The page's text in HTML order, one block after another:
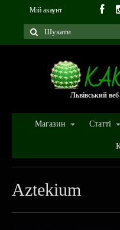
Мій акаунт
Львівський
Магазин Статті
Aztekium